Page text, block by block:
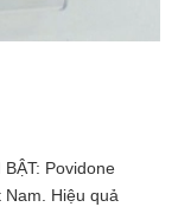
Povidone
Nam. Hiệu quả